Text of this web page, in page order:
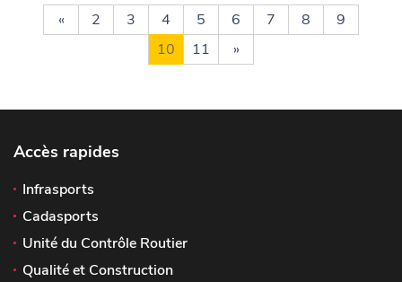
« 2 3 4 5 6 7 8
9
10
11 »
Accès rapides
Infrasports
Cadasports
Unité du Contrôle Routier
Qualité et Construction